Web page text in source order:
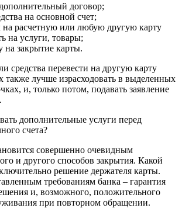
договор;
на основной счет;
на расчетную или любую другую карту
на услуги, товары;
на закрытие карты.
средства перевести на другую карту
также лучше израсходовать в выделенных
и, только потом, подавать заявление
совершенно очевидным
и другого способов закрытия. Какой
решение держателя карты.
требованиям банка – гарантия
и, возможного, положительного
при повторном обращении.